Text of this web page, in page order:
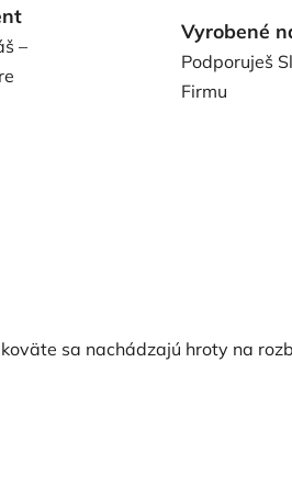
–
Vyrobené
Podporuješ
Firmu
sa nachádzajú hroty na